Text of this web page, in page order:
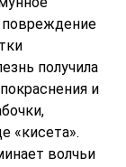
повреждение
получила
и
«кисета».
волчьи